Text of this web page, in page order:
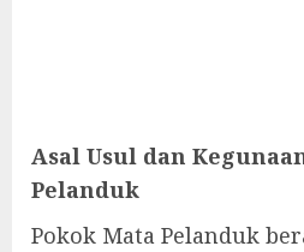
Asal Usul dan
Pelanduk
Pokok Mata Pelanduk